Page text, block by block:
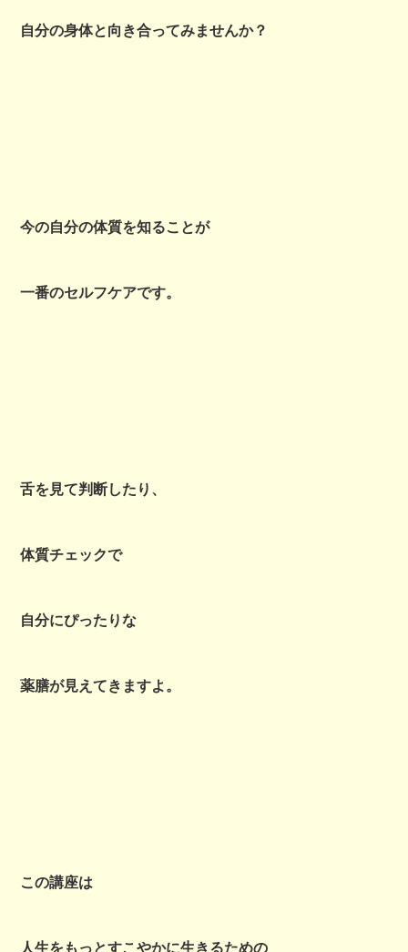
自分の身体と向き合ってみませんか？
今の自分の体質を知ることが
一番のセルフケアです。
舌を見て判断したり、
体質チェックで
自分にぴったりな
薬膳が見えてきますよ。
この講座は
人生をもっとすこやかに生きるための